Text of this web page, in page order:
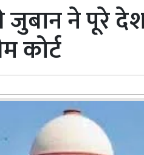
जुबान ने पूरे
कोर्ट